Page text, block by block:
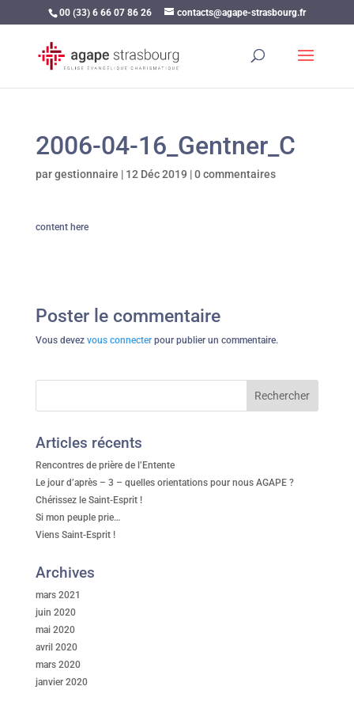
00 (33) 6 66 07 86 26 contacts@agape-strasbourg.fr
2006-04-16_Gentner_C
pargestionnaire | 12 Déc 2019 |0 commentaires
content here
Poster le commentaire
Vous devez vous connecterpour publier un commentaire.
Articles récents
Rencontres de prière de l’Entente
Le jour d’après – 3 – quelles orientations pour nous AGAPE ?
Chérissez le Saint-Esprit !
Si mon peuple prie…
Viens Saint-Esprit !
Archives
mars 2021
juin 2020
mai 2020
avril 2020
mars 2020
janvier 2020